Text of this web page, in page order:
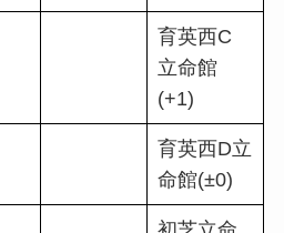
育英西C
立命館
(+1)
育英西D立
命館(±0)